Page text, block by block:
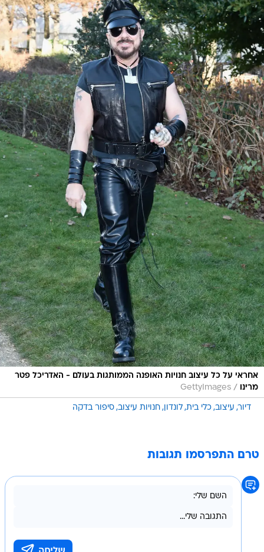
אחראי על כל עיצוב חנויות האופנה הממותגות בעולם - האדריכל פטר
מרינו
/
GettyImages
דיור עיצוב כלי בית לונדון חנויות עיצוב סיפור בדקה
טרם התפרסמו תגובות